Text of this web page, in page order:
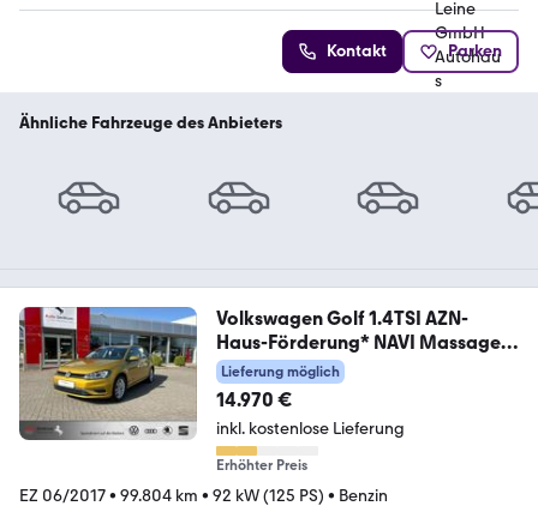
Kontakt Parken
Ähnliche Fahrzeuge des Anbieters
Volkswagen Golf 1.4TSI AZN-
Haus-Förderung* NAVI Massage
ACC
Lieferung möglich
14.970 €
inkl. kostenlose Lieferung
Erhöhter Preis
EZ 06/2017• 99.804 km • 92 kW (125 PS) • Benzin